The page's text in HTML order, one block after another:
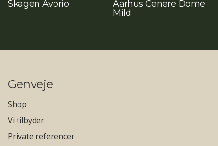
Skagen Avorio
Aarhus Cenere Dome
Mild
Genveje
Shop
Vi tilbyder
Private referencer